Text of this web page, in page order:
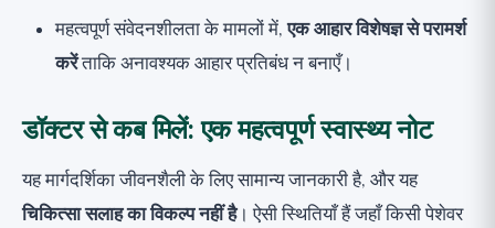
महत्वपूर्ण संवेदनशीलता के मामलों में,एक आहार विशेषज्ञ से परामर्श
करेंताकि अनावश्यक आहार प्रतिबंध न बनाएँ।
डॉक्टर से कब मिलें: एक महत्वपूर्ण स्वास्थ्य नोट
यह मार्गदर्शिका जीवनशैली के लिए सामान्य जानकारी है, और यह
चिकित्सा सलाह का विकल्प नहीं है। ऐसी स्थितियाँ हैं जहाँ किसी पेशेवर